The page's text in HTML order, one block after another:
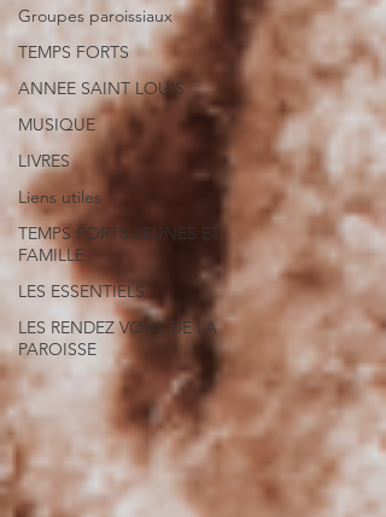
Groupes paroissiaux
TEMPS FORTS
ANNEE SAINT LOUIS
MUSIQUE
LIVRES
Liens utiles
TEMPS FORTS JEUNES ET
FAMILLE
LES ESSENTIELS
LES RENDEZ VOUS DE LA
PAROISSE